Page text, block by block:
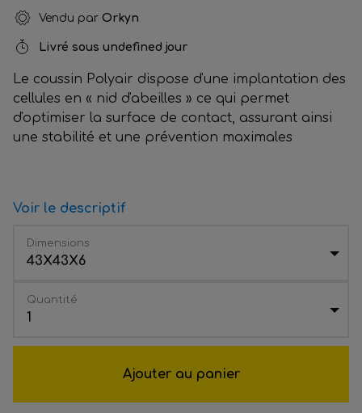
Vendu par Orkyn
Livré sous undefined jour
Le coussin Polyair dispose d'une implantation des
cellules en « nid d'abeilles » ce qui permet
d'optimiser la surface de contact, assurant ainsi
une stabilité et une prévention maximales
Voir le descriptif
Dimensions
43X43X6
Quantité
1
Ajouter au panier